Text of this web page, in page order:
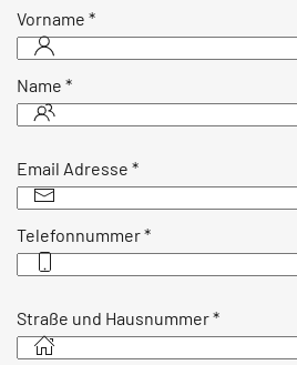
Vorname *
Name *
Email Adresse *
Telefonnummer*
Straße und Hausnummer*